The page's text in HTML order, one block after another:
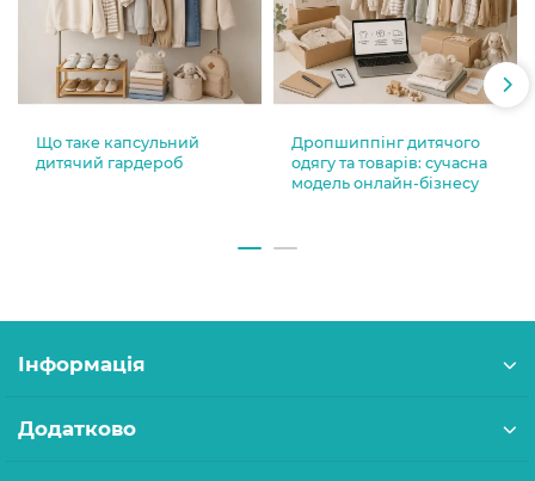
Що таке капсульний
дитячий гардероб
Дропшиппінг дитячого
одягу та товарів: сучасна
модель онлайн-бізнесу
Інформація
Додатково